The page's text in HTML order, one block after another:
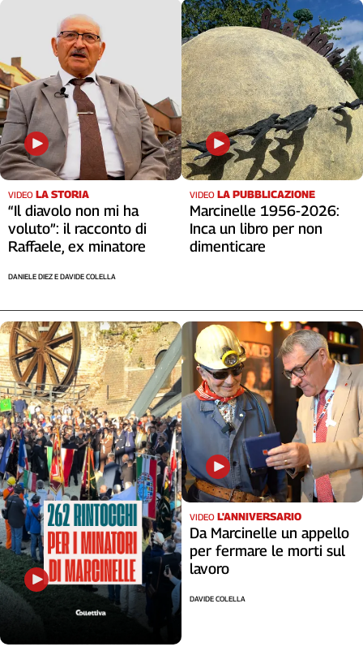
redazione
Newsletter
Social
VIDEO LA STORIA
“Il diavolo non mi ha
voluto”: il racconto di
Raffaele, ex minatore
DANIELE DIEZ E DAVIDE COLELLA
VIDEO LA PUBBLICAZIONE
Marcinelle 1956-2026:
Inca un libro per non
dimenticare
VIDEO L'ANNIVERSARIO
Da Marcinelle un appello
per fermare le morti sul
lavoro
DAVIDE COLELLA